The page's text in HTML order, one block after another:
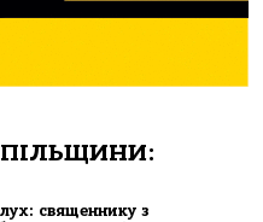
священнику з